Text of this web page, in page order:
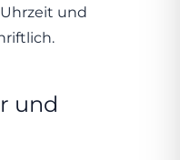
und
und